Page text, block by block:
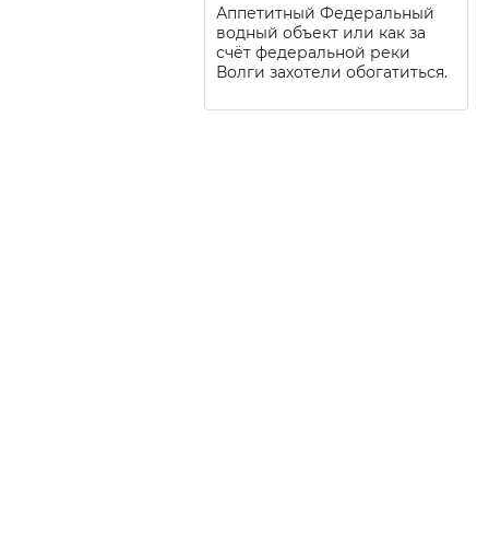
Аппетитный Федеральный
водный объект или как за
счёт федеральной реки
Волги захотели обогатиться.